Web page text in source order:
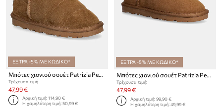
ΕΞΤΡΑ -5% ΜΕ ΚΩΔΙΚΟ*
Μπότες χιονιού σουέτ Patrizia Pepe Girl
Τρέχουσα τιμή:
47,99 €
Αρχική τιμή:114,90 €
Η χαμηλότερη τιμή:50,99 €
ΕΞΤΡΑ -5% ΜΕ ΚΩΔΙΚΟ*
Μπότες χιονιού σουέτ Patrizia Pepe Girl
Τρέχουσα τιμή:
47,99 €
Αρχική τιμή:99,90 €
Η χαμηλότερη τιμή:49,99 €